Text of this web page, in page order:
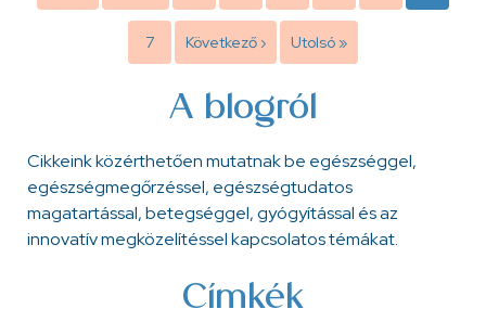
Page
7 Következő
Következő › Utolsó
Utolsó »
A blogról
Cikkeink közérthetően mutatnak be egészséggel,
egészségmegőrzéssel, egészségtudatos
magatartással, betegséggel, gyógyítással és az
innovatív megközelítéssel kapcsolatos témákat.
Címkék